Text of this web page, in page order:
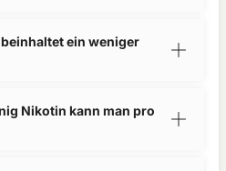
ein weniger
Nikotin kann man pro